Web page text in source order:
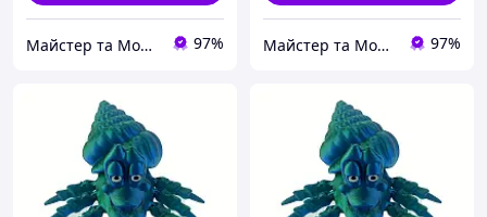
Майстер та Модниця 97% Майстер та Модниця 97%